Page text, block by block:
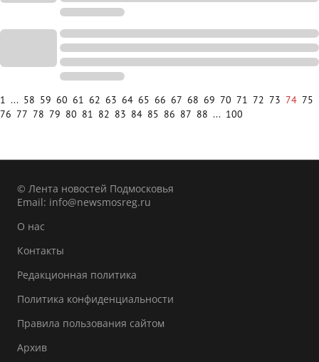
1 ... 58 59 60 61 62 63 64 65 66 67 68 69 70 71 72 73 74 75
76 77 78 79 80 81 82 83 84 85 86 87 88 ... 100
© Лента новостей Подмосковья
Email: info@newsmosreg.ru
О нас
Контакты
Редакционная политика
Политика конфиденциальности
Правила пользования сайтом
Архив